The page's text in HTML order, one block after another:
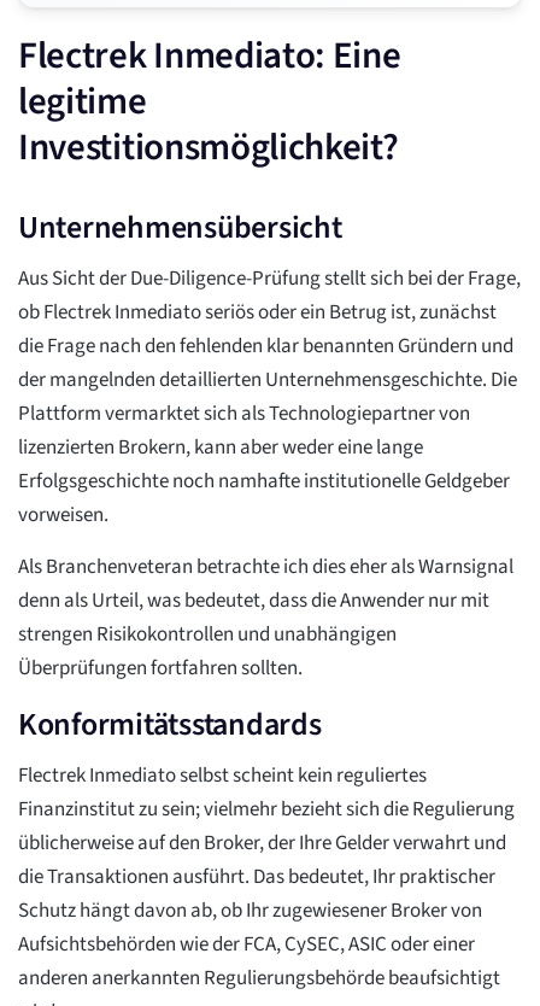
Flectrek Inmediato: Eine
legitime
Investitionsmöglichkeit?
Unternehmensübersicht
Aus Sicht der Due-Diligence-Prüfung stellt sich bei der Frage,
ob Flectrek Inmediato seriös oder ein Betrug ist, zunächst
die Frage nach den fehlenden klar benannten Gründern und
der mangelnden detaillierten Unternehmensgeschichte. Die
Plattform vermarktet sich als Technologiepartner von
lizenzierten Brokern, kann aber weder eine lange
Erfolgsgeschichte noch namhafte institutionelle Geldgeber
vorweisen.
Als Branchenveteran betrachte ich dies eher als Warnsignal
denn als Urteil, was bedeutet, dass die Anwender nur mit
strengen Risikokontrollen und unabhängigen
Überprüfungen fortfahren sollten.
Konformitätsstandards
Flectrek Inmediato selbst scheint kein reguliertes
Finanzinstitut zu sein; vielmehr bezieht sich die Regulierung
üblicherweise auf den Broker, der Ihre Gelder verwahrt und
die Transaktionen ausführt. Das bedeutet, Ihr praktischer
Schutz hängt davon ab, ob Ihr zugewiesener Broker von
Aufsichtsbehörden wie der FCA, CySEC, ASIC oder einer
anderen anerkannten Regulierungsbehörde beaufsichtigt